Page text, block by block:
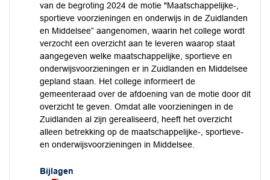
van de begroting 2024 de motie "Maatschappelijke-,
sportieve voorzieningen en onderwijs in de Zuidlanden
en Middelsee” aangenomen, waarin het college wordt
verzocht een overzicht aan te leveren waarop staat
aangegeven welke maatschappelijke, sportieve en
onderwijsvoorzieningen er in Zuidlanden en Middelsee
gepland staan. Het college informeert de
gemeenteraad over de afdoening van de motie door dit
overzicht te geven. Omdat alle voorzieningen in de
Zuidlanden al zijn gerealiseerd, heeft het overzicht
alleen betrekking op de maatschappelijke-, sportieve-
en onderwijsvoorzieningen in Middelsee.
Bijlagen